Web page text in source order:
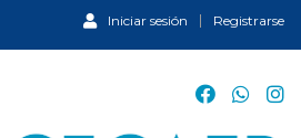
Iniciar sesión Registrarse